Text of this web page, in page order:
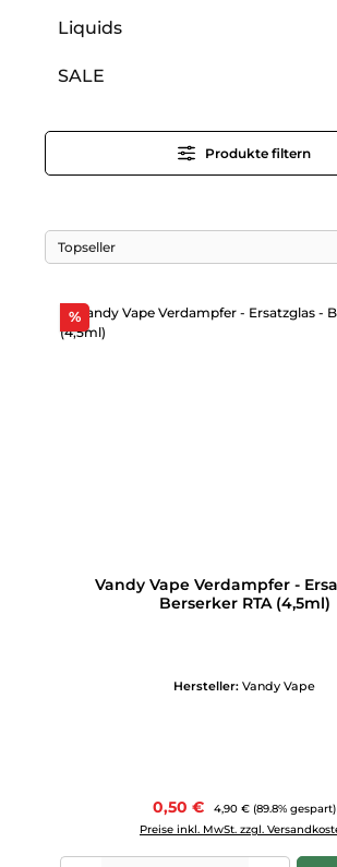
Liquids
SALE
Produkte filtern
%Rabatt
Vandy Vape Verdampfer -
Berserker RTA (4,5ml)
Hersteller: Vandy Vape
Verkaufspreis:
0,50 € Regulärer Preis:
4,90 € (89.8% gespart)
Preise inkl. MwSt. zzgl.
Produkt Anzahl: Gib den gewünschten